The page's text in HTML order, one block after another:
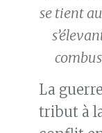
se tient
La
tribut à